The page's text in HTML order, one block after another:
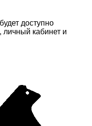
доступно
личный кабинет и